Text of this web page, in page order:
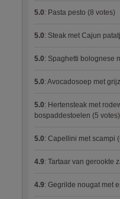
5.0: Pasta pesto (8 votes)
5.0: Steak met Cajun
5.0: Spaghetti bolognese
5.0: Avocadosoep met
5.0: Hertensteak met
bospaddestoelen (5 votes)
5.0: Capellini met scampi
4.9: Tartaar van gerookte
4.9: Gegrilde nougat met